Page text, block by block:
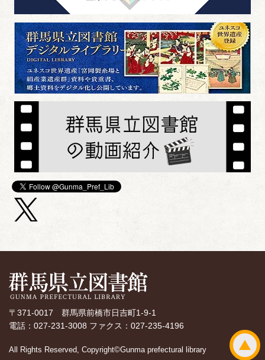
〒371-0017 群馬県前橋市日吉町1-9-1
電話：027-231-3008 ファクス：027-235-4196
All Rights Reserved, Copyright©Gunma prefectural library